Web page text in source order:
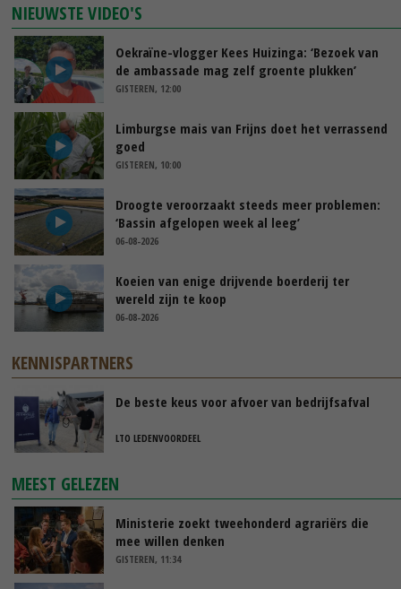
NIEUWSTE VIDEO'S
Oekraïne-vlogger Kees Huizinga: ‘Bezoek van
de ambassade mag zelf groente plukken’
GISTEREN, 12:00
Limburgse mais van Frijns doet het verrassend
goed
GISTEREN, 10:00
Droogte veroorzaakt steeds meer problemen:
‘Bassin afgelopen week al leeg’
06-08-2026
Koeien van enige drijvende boerderij ter
wereld zijn te koop
06-08-2026
KENNISPARTNERS
De beste keus voor afvoer van bedrijfsafval
LTO LEDENVOORDEEL
MEEST GELEZEN
Ministerie zoekt tweehonderd agrariërs die
mee willen denken
GISTEREN, 11:34